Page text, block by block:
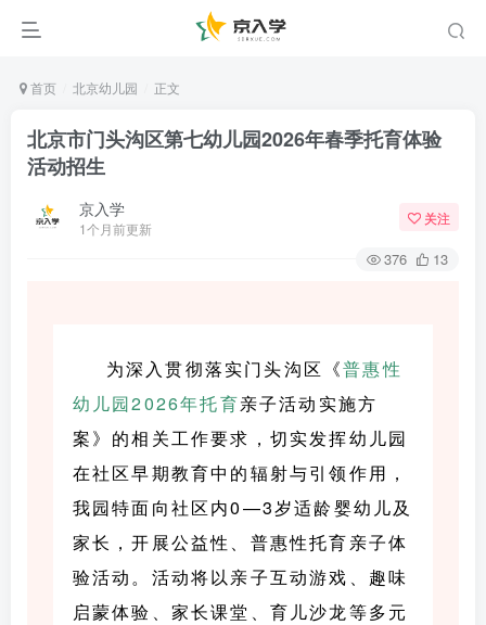
首页 北京幼儿园 正文
北京市门头沟区第七幼儿园2026年春季托育体验
活动招生
京入学
1个月前更新
关注
376 13
为深入贯彻落实门头沟区《普惠性
幼儿园2026年托育亲子活动实施方
案》的相关工作要求，切实发挥幼儿园
在社区早期教育中的辐射与引领作用，
我园特面向社区内0—3岁适龄婴幼儿及
家长，开展公益性、普惠性托育亲子体
验活动。活动将以亲子互动游戏、趣味
启蒙体验、家长课堂、育儿沙龙等多元